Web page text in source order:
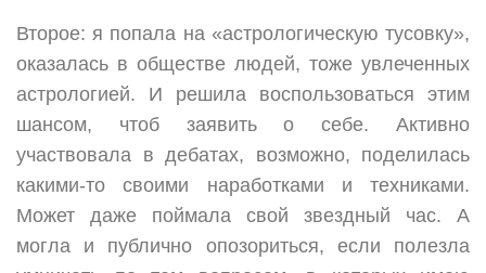
Второе: я попала на «астрологическую тусовку»,
оказалась в обществе людей, тоже увлеченных
астрологией. И решила воспользоваться этим
шансом, чтоб заявить о себе. Активно
участвовала в дебатах, возможно, поделилась
какими-то своими наработками и техниками.
Может даже поймала свой звездный час. А
могла и публично опозориться, если полезла